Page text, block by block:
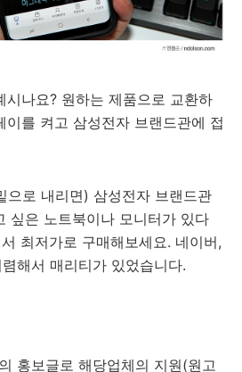
시나요? 원하는 제품으로 교환하
이를 켜고 삼성전자 브랜드관에 접
로 내리면) 삼성전자 브랜드관
싶은 노트북이나 모니터가 있다
최저가로 구매해보세요. 네이버,
해서 매리티가 있었습니다.
홍보글로 해당업체의 지원(원고